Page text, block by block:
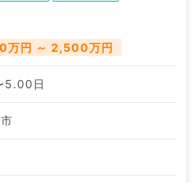
万円 ～ 2,500万円
5.00日